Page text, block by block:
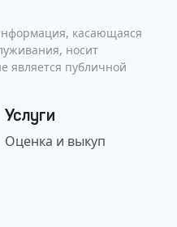
касающаяся
носит
является публичной
Услуги
Оценка и выкуп